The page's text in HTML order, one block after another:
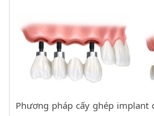
Phương pháp cấy ghép implant